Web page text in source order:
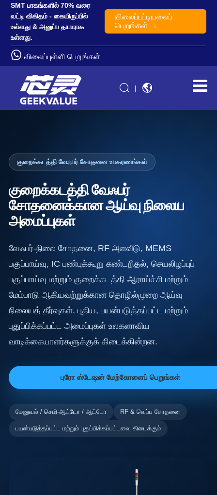
SMT பாகங்களில் 70% வரை
வட்டி விகிதம் - கையிருப்பில்
உள்ளது & அனுப்ப தயாராக
உள்ளது.
விலைப்பட்டியலைப்
பெறுங்கள் →
விலைப்புள்ளி பெறுங்கள்
|
குறைக்கடத்தி வேஃபர் சோதனை உபகரணங்கள்
குறைக்கடத்தி வேஃபர்
சோதனைக்கான ஆய்வு நிலைய
அமைப்புகள்
வேஃபர்-நிலை சோதனை, RF அளவீடு, MEMS
பகுப்பாய்வு, IC பண்புக்கூறு கண்டறிதல், செயலிழப்புப்
பகுப்பாய்வு மற்றும் குறைக்கடத்தி ஆராய்ச்சி மற்றும்
மேம்பாடு ஆகியவற்றுக்கான தொழில்முறை ஆய்வு
நிலையத் தீர்வுகள். புதிய, பயன்படுத்தப்பட்ட மற்றும்
புதுப்பிக்கப்பட்ட அமைப்புகள் உலகளாவிய
வாடிக்கையாளர்களுக்குக் கிடைக்கின்றன.
புரோ ஸ்டேஷன் மேற்கோளைப் பெறுங்கள்
மேனுவல் / செமி-ஆட்டோ / ஆட்டோ RF & வெப்ப சோதனை
பயன்படுத்தப்பட்ட மற்றும் புதுப்பிக்கப்பட்டவை கிடைக்கும்